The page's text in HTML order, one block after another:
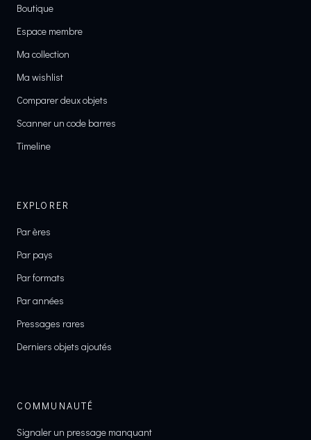
Boutique
Espace membre
Ma collection
Ma wishlist
Comparer deux objets
Scanner un code barres
Timeline
EXPLORER
Par ères
Par pays
Par formats
Par années
Pressages rares
Derniers objets ajoutés
COMMUNAUTÉ
Signaler un pressage manquant